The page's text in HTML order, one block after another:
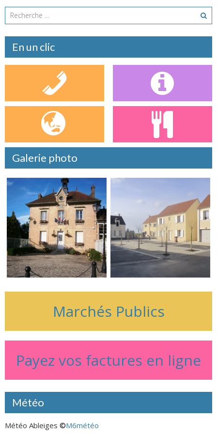
En un clic
Galerie photo
Marchés Publics
Payez vos factures en ligne
Météo
Météo Ableiges ©M6météo